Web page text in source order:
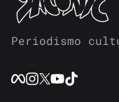
Periodismo